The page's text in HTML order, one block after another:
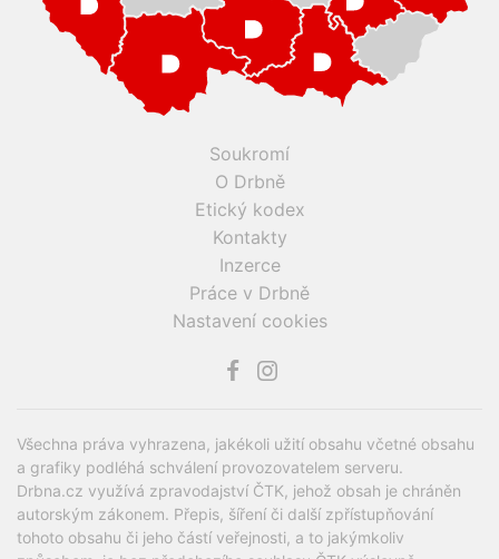
Soukromí
O Drbně
Etický kodex
Kontakty
Inzerce
Práce v Drbně
Nastavení cookies
Všechna práva vyhrazena, jakékoli užití obsahu včetné obsahu
a grafiky podléhá schválení provozovatelem serveru.
Drbna.cz využívá zpravodajství ČTK, jehož obsah je chráněn
autorským zákonem. Přepis, šíření či další zpřístupňování
tohoto obsahu či jeho částí veřejnosti, a to jakýmkoliv